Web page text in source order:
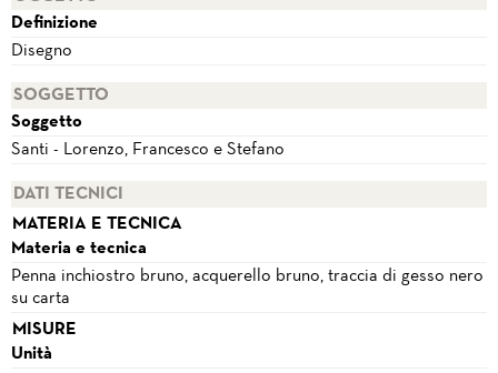
Definizione
Disegno
SOGGETTO
Soggetto
Santi - Lorenzo, Francesco e Stefano
DATI TECNICI
MATERIA E TECNICA
Materia e tecnica
Penna inchiostro bruno, acquerello bruno, traccia di gesso nero
su carta
MISURE
Unità